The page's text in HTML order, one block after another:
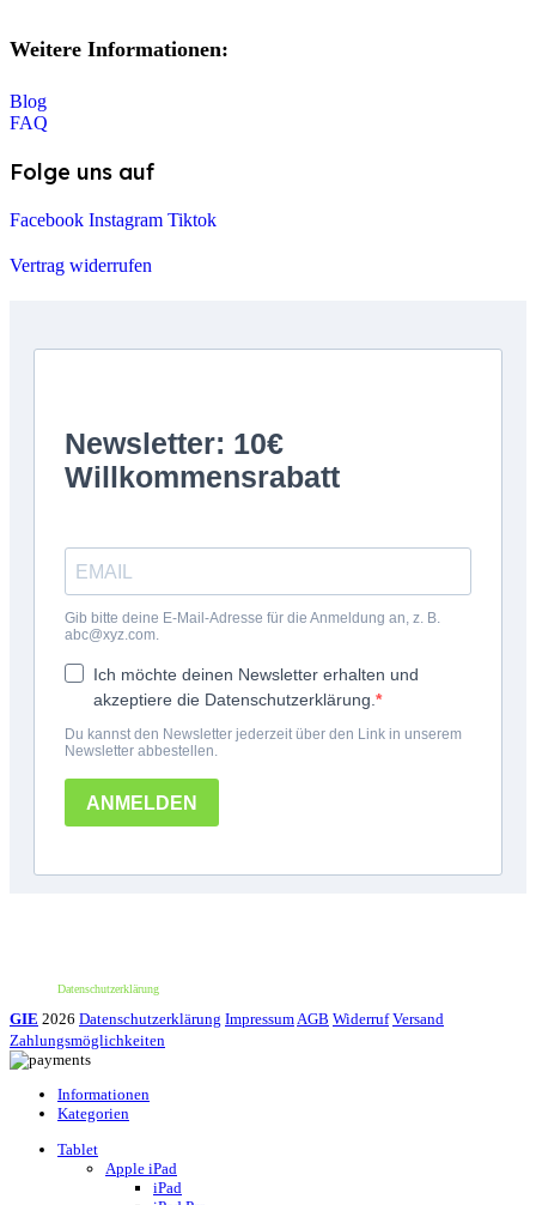
Weitere Informationen:
Blog
FAQ
Folge uns auf
Facebook Instagram Tiktok
Vertrag widerrufen
Datenschutzerklärung
GIE 2026 Datenschutzerklärung ImpressumAGB Widerruf Versand
Zahlungsmöglichkeiten
Informationen
Kategorien
Tablet
Apple iPad
iPad